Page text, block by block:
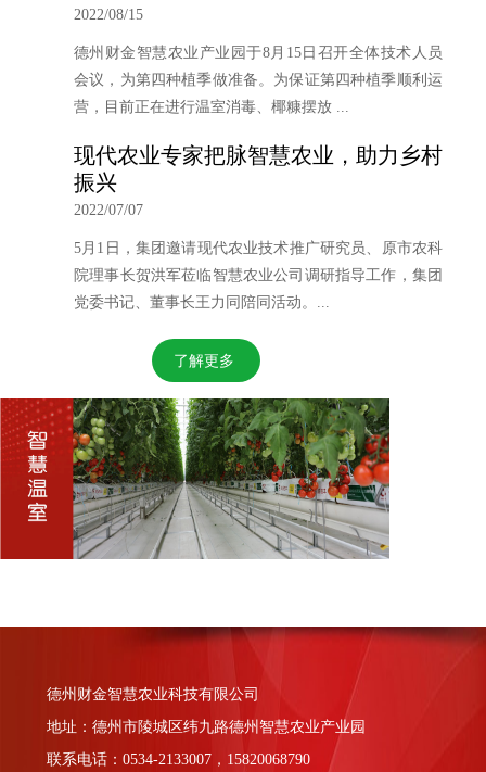
2022/08/15
德州财金智慧农业产业园于8月15日召开全体技术人员
会议，为第四种植季做准备。为保证第四种植季顺利运
营，目前正在进行温室消毒、椰糠摆放 ...
现代农业专家把脉智慧农业，助力乡村
振兴
2022/07/07
5月1日，集团邀请现代农业技术推广研究员、原市农科
院理事长贺洪军莅临智慧农业公司调研指导工作，集团
党委书记、董事长王力同陪同活动。...
了解更多
德州财金智慧农业科技有限公司
地址：德州市陵城区纬九路德州智慧农业产业园
联系电话：0534-2133007，15820068790